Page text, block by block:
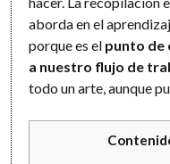
aborda en el
porque es el punto de
a nuestro flujo de
todo un arte, aunque